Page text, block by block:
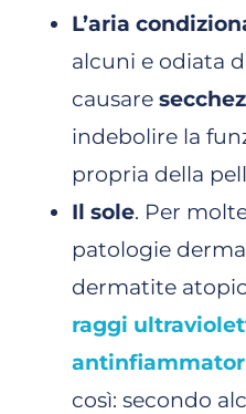
L’aria
alcuni e odiata
causare
indebolire la
propria della
Il sole. Per
patologie
dermatite
raggi
così: secondo